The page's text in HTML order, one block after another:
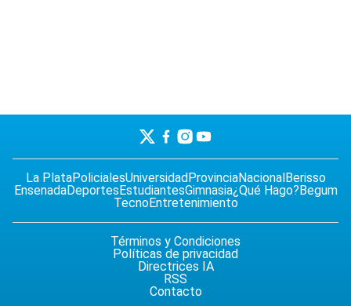
La PlataPolicialesUniversidadProvinciaNacionalBerisso
EnsenadaDeportesEstudiantesGimnasia¿Qué Hago?Begum
TecnoEntretenimiento
Términos y Condiciones
Políticas de privacidad
Directrices IA
RSS
Contacto